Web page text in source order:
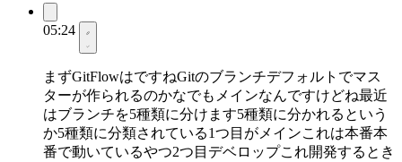
05:24
まずGitFlowはですねGitのブランチデフォルトでマス
ターが作られるのかなでもメインなんですけどね最近
はブランチを5種類に分けます5種類に分かれるという
か5種類に分類されている1つ目がメインこれは本番本
番で動いているやつ2つ目デベロップこれ開発するとき